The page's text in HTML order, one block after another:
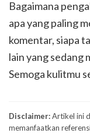
Bagaimana
apa yang paling
komentar, siapa
lain yang sedang
Semoga kulitmu
Disclaimer:Artikel ini
memanfaatkan